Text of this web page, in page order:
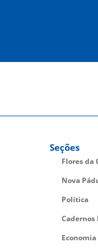
Seções
Flores da
Nova
Política
Cadernos
Economia